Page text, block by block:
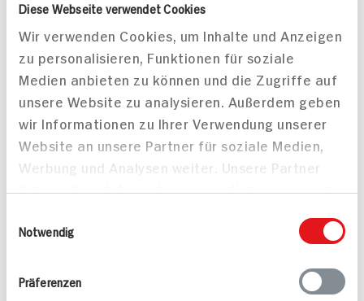
Diese Webseite verwendet Cookies
Wir verwenden Cookies, um Inhalte und Anzeigen
zu personalisieren, Funktionen für soziale
Medien anbieten zu können und die Zugriffe auf
unsere Website zu analysieren. Außerdem geben
wir Informationen zu Ihrer Verwendung unserer
Website an unsere Partner für soziale Medien,
Werbung und Analysen weiter. Unsere Partner
führen diese Informationen möglicherweise mit
bereitgestellt haben oder die sie im Rahmen
Notwendig
Präferenzen
Bei HIT finden Sie eine riesige Auswahl an Bio-
Produkten, darunter auch Top-Bio-Marken wie
Naturland, Alnatura und Demeter. Wir halten mit
jedem Biomarkt locker mit. Es ist so einfach, sich
bewusster zu ernähren – mit HIT!
03Regionales